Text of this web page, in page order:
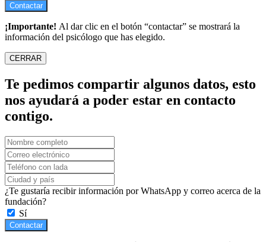
Contactar
¡Importante! Al dar clic en el botón “contactar” se mostrará la
información del psicólogo que has elegido.
CERRAR
Te pedimos compartir algunos datos, esto
nos ayudará a poder estar en contacto
contigo.
¿Te gustaría recibir información por WhatsApp y correo acerca de la
fundación?
Sí
Contactar